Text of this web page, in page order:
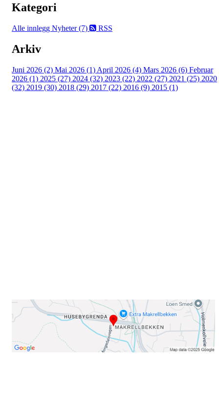
Kategori
Alle innlegg Nyheter (7) RSS
Arkiv
Juni 2026 (2) Mai 2026 (1) April 2026 (4) Mars 2026 (6) Februar
2026 (1) 2025 (27) 2024 (32) 2023 (22) 2022 (27) 2021 (25) 2020
(32) 2019 (30) 2018 (29) 2017 (22) 2016 (9) 2015 (1)